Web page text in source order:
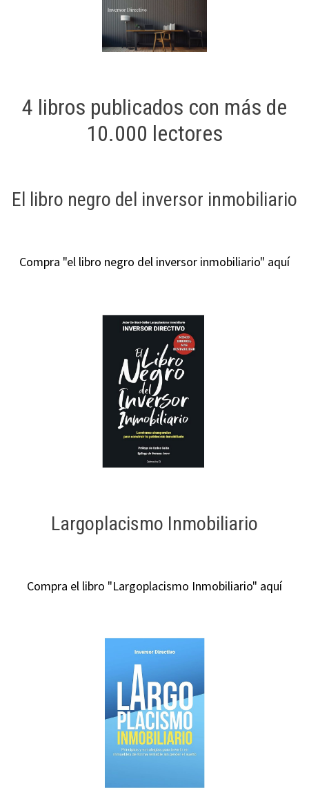
4 libros publicados con más de
10.000 lectores
El libro negro del inversor inmobiliario
Compra "el libro negro del inversor inmobiliario" aquí
Largoplacismo Inmobiliario
Compra el libro "Largoplacismo Inmobiliario" aquí